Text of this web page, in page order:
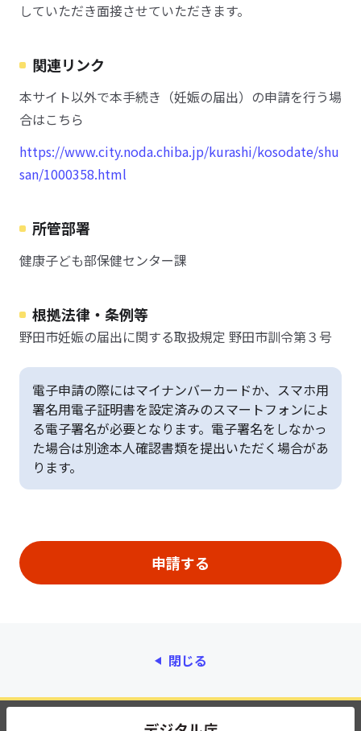
していただき面接させていただきます。
関連リンク
本サイト以外で本手続き（妊娠の届出）の申請を行う場
合はこちら
https://www.city.noda.chiba.jp/kurashi/kosodate/shu
san/1000358.html
所管部署
健康子ども部保健センター課
根拠法律・条例等
野田市妊娠の届出に関する取扱規定 野田市訓令第３号
電子申請の際にはマイナンバーカードか、スマホ用
署名用電子証明書を設定済みのスマートフォンによ
る電子署名が必要となります。電子署名をしなかっ
た場合は別途本人確認書類を提出いただく場合があ
ります。
閉じる